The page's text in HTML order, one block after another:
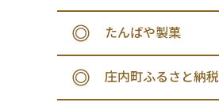
たんばや製菓
庄内町ふるさと納税